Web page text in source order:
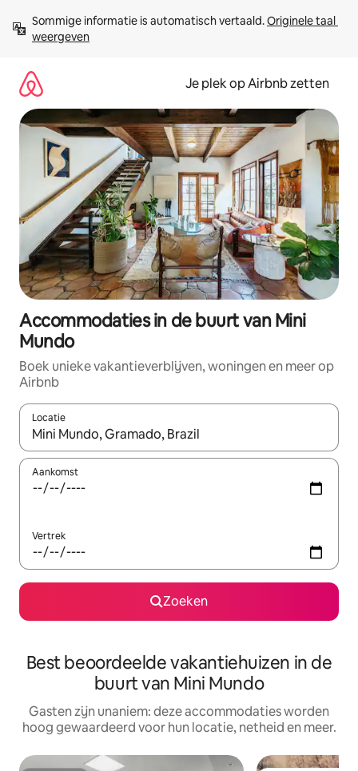
direct
naar
Sommige informatie is automatisch vertaald. Originele taal
weergeven
Je plek op Airbnb zetten
Accommodaties in de buurt van Mini
Mundo
Boek unieke vakantieverblijven, woningen en meer op
Airbnb
Locatie
Wanneer er resultaten beschikbaar zijn, maak je een keuze
Aankomst
Vertrek
Zoeken
Best beoordeelde vakantiehuizen in de
buurt van Mini Mundo
Gasten zijn unaniem: deze accommodaties worden
hoog gewaardeerd voor hun locatie, netheid en meer.